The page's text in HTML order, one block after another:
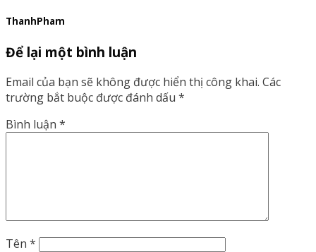
ThanhPham
Để lại một bình luận
Email của bạn sẽ không được hiển thị công khai. Các
trường bắt buộc được đánh dấu *
Bình luận *
Tên *